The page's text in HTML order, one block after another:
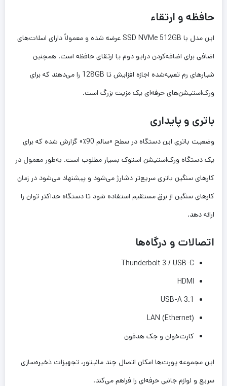
حافظه و ارتقاء
این مدل با SSD NVMe 512GB عرضه شده و معمولاً دارای اسلات‌های
اضافی برای اضافه‌کردن درایو دوم یا ارتقای حافظه است. همچنین
شیارهای رم تعبیه‌شده اجازه افزایش تا 128GB را می‌دهند که برای
ورک‌استیشن‌های حرفه‌ای یک مزیت بزرگ است.
باتری و پایداری
وضعیت باتری این دستگاه در سطح «سالم 90٪» گزارش شده که برای
یک دستگاه ورک‌استیشن استوک بسیار مطلوب است. به‌طور معمول در
کارهای سنگین باتری سریع‌تر دشارژ می‌شود و پیشنهاد می‌شود در زمان
کارهای سنگین از برق مستقیم استفاده شود تا دستگاه حداکثر توان را
ارائه دهد.
اتصالات و درگاه‌ها
Thunderbolt 3 / USB-C
HDMI
USB-A 3.1
LAN (Ethernet)
کارت‌خوان و جک هدفون
این مجموعه پورت‌ها امکان اتصال چند مانیتور، تجهیزات ذخیره‌سازی
سریع و لوازم جانبی حرفه‌ای را فراهم می‌کند.